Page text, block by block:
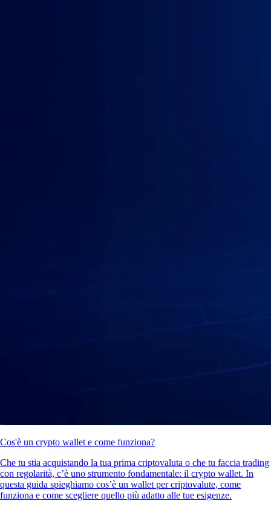
Cos'è un crypto wallet e come funziona?
Che tu stia acquistando la tua prima criptovaluta o che tu faccia trading
con regolarità, c’è uno strumento fondamentale: il crypto wallet. In
questa guida spieghiamo cos’è un wallet per criptovalute, come
funziona e come scegliere quello più adatto alle tue esigenze.